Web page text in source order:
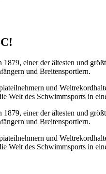
einer der ältesten und
und Breitensportlern.
und
Welt des Schwimmsports in
einer der ältesten und
und Breitensportlern.
und
Welt des Schwimmsports in